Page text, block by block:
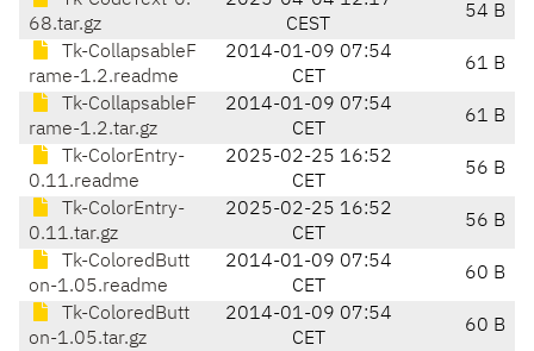
68.tar.gz
CEST
54 B
Tk-CollapsableF
rame-1.2.readme
2014-01-09 07:54
CET
61 B
Tk-CollapsableF
rame-1.2.tar.gz
2014-01-09 07:54
CET
61 B
Tk-ColorEntry-
0.11.readme
2025-02-25 16:52
CET
56 B
Tk-ColorEntry-
0.11.tar.gz
2025-02-25 16:52
CET
56 B
Tk-ColoredButt
on-1.05.readme
2014-01-09 07:54
CET
60 B
Tk-ColoredButt
on-1.05.tar.gz
2014-01-09 07:54
CET
60 B